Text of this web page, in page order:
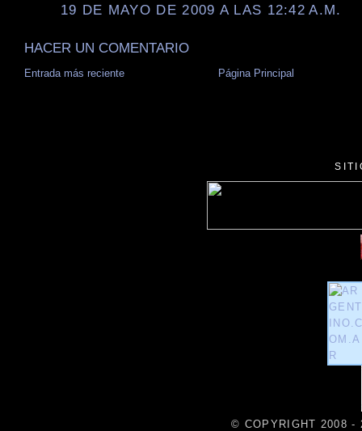
19 DE MAYO DE 2009 A LAS 12:42 A.M.
HACER UN COMENTARIO
Entrada más reciente Página Principal
© COPYRIGHT 2008